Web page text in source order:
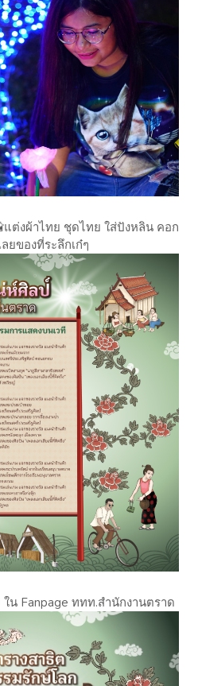
ต่งผ้าไทย ชุดไทย ใส่ปังหลิน คอก
ยของที่ระลึกเก๋ๆ
น Fanpage ททท.สำนักงานตราด